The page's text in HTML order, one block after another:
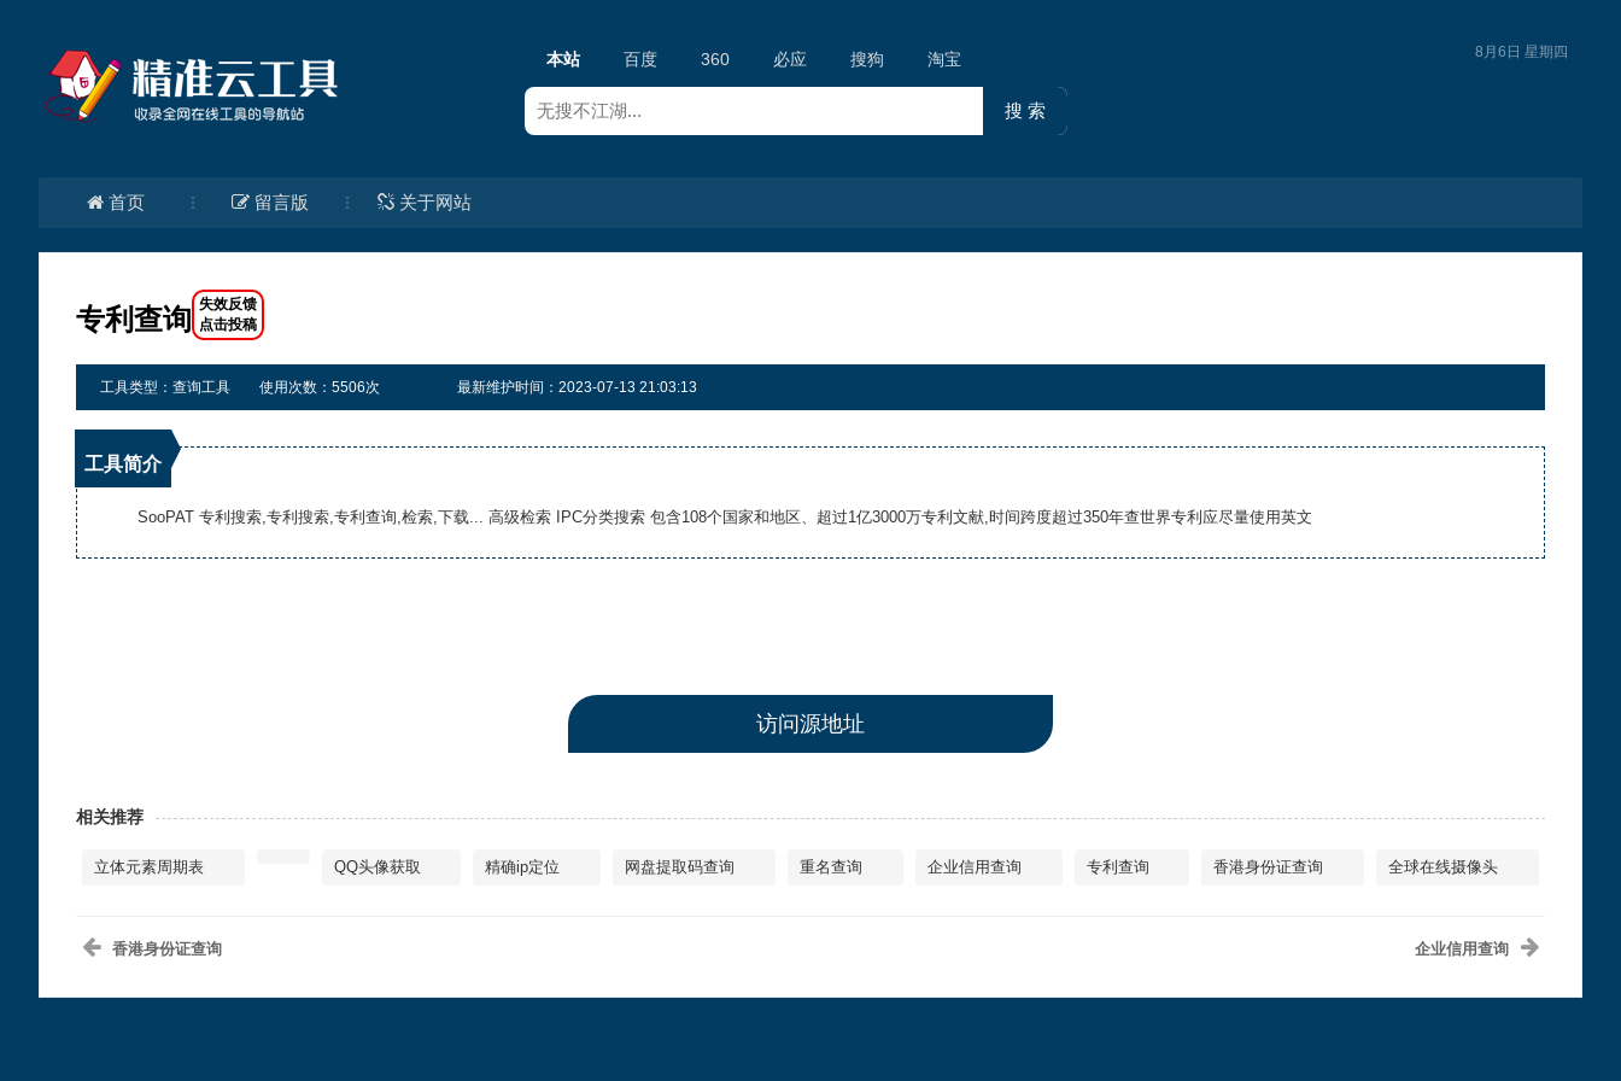
本站 百度 360 必应 搜狗 淘宝 8月6日 星期四
首页 留言版 关于网站
专利查询
工具类型：查询工具 使用次数：5506次 最新维护时间：2023-07-13 21:03:13
工具简介
SooPAT 专利搜索,专利搜索,专利查询,检索,下载... 高级检索 IPC分类搜索 包含108个国家和地区、超过1亿3000万专利文献,时间跨度超过350年查世界专利应尽量使用英文
访问源地址
相关推荐
立体元素周期表 QQ头像获取 精确ip定位 网盘提取码查询 重名查询 企业信用查询 专利查询 香港身份证查询 全球在线摄像头
香港身份证查询 企业信用查询